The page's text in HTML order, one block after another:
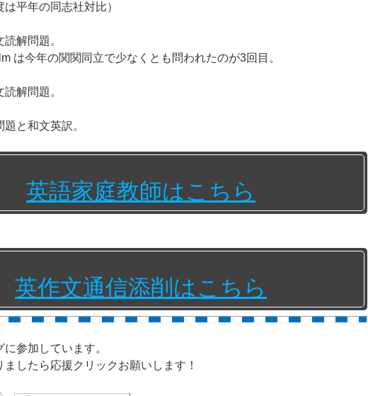
は平年の同志社対比）
解問題。
は今年の関関同立で少なくとも問われたのが3回目。
解問題。
と和文英訳。
英語家庭教師はこちら
英作文通信添削はこちら
参加しています。
したら応援クリックお願いします！